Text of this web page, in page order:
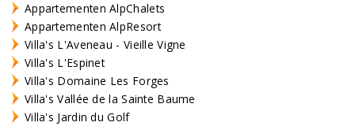
Appartementen AlpChalets
Appartementen AlpResort
Villa's L'Aveneau - Vieille Vigne
Villa's L'Espinet
Villa's Domaine Les Forges
Villa's Vallée de la Sainte Baume
Villa's Jardin du Golf